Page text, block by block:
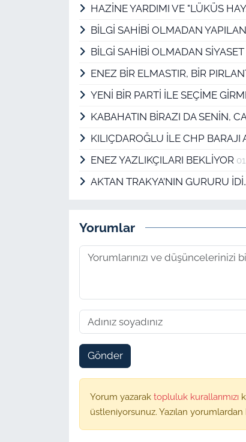
HAZİNE YARDIMI VE "LÜKÜS
BİLGİ SAHİBİ OLMADAN
BİLGİ SAHİBİ OLMADAN
ENEZ BİR ELMASTIR, BİR
YENİ BİR PARTİ İLE SEÇİME
KABAHATIN BİRAZI DA SENİN,
KILIÇDAROĞLU İLE CHP BARAJI
ENEZ YAZLIKÇILARI BEKLİYOR
AKTAN TRAKYA’NIN GURURU
Yorumlar
Gönder
Yorum yazarak topluluk kurallarımızı
üstleniyorsunuz. Yazılan